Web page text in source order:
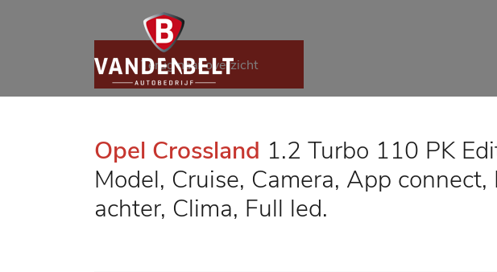
Terug naar overzicht
Opel Crossland 1.2 Turbo 110 PK
Model, Cruise, Camera, App connect,
achter, Clima, Full led.